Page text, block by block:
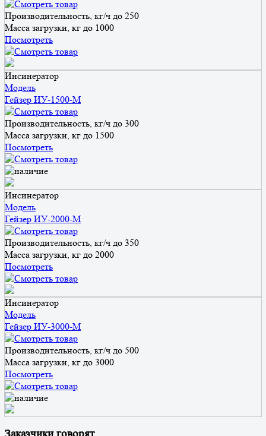
Производительность, кг/ч до 250
Масса загрузки, кг до 1000
Посмотреть
Инсинератор
Модель
Гейзер ИУ-1500-М
Производительность, кг/ч до 300
Масса загрузки, кг до 1500
Посмотреть
Инсинератор
Модель
Гейзер ИУ-2000-М
Производительность, кг/ч до 350
Масса загрузки, кг до 2000
Посмотреть
Инсинератор
Модель
Гейзер ИУ-3000-М
Производительность, кг/ч до 500
Масса загрузки, кг до 3000
Посмотреть